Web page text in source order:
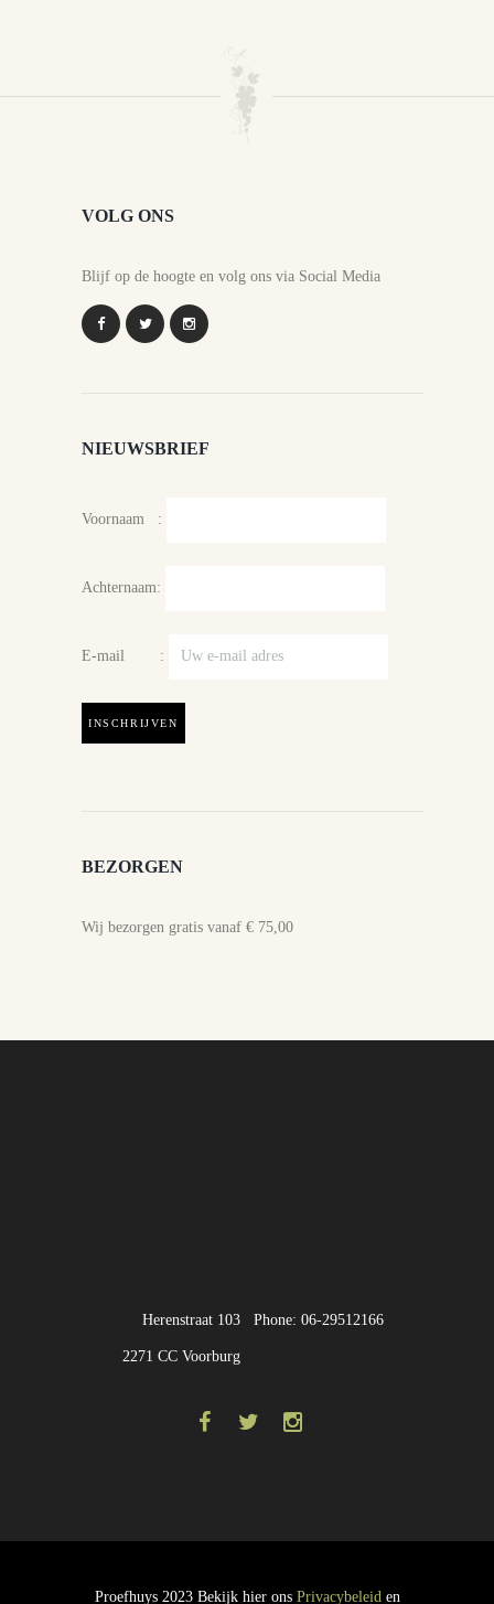
VOLG ONS
Blijf op de hoogte en volg ons via Social Media
NIEUWSBRIEF
Voornaam :
Achternaam:
E-mail :
BEZORGEN
Wij bezorgen gratis vanaf € 75,00
Phone: 06-29512166
Herenstraat 103
2271 CC Voorburg
Proefhuys 2023 Bekijk hier ons Privacybeleid en